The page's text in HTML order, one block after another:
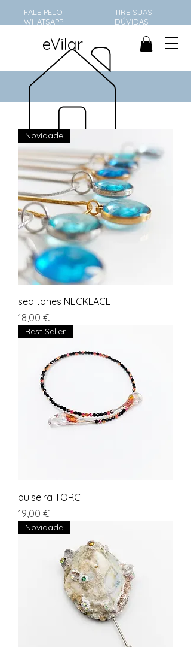
FALE PELO
WHATSAPP
TIRE SUAS
DÚVIDAS
eVilar
Novidade
sea tones NECKLACE
Preço
18,00 €
Best Seller
pulseira TORC
Preço
19,00 €
Novidade